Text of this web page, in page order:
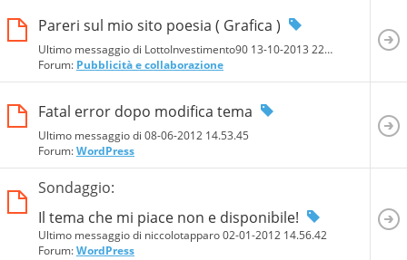
Pareri sul mio sito poesia ( Grafica )
Ultimo messaggio di LottoInvestimento90 13-10-2013 22.28.01
Forum: Pubblicità e collaborazione
Fatal error dopo modifica tema
Ultimo messaggio di 08-06-2012 14.53.45
Forum:WordPress
Sondaggio:
Il tema che mi piace non e disponibile!
Ultimo messaggio di niccolotapparo 02-01-2012 14.56.42
Forum:WordPress